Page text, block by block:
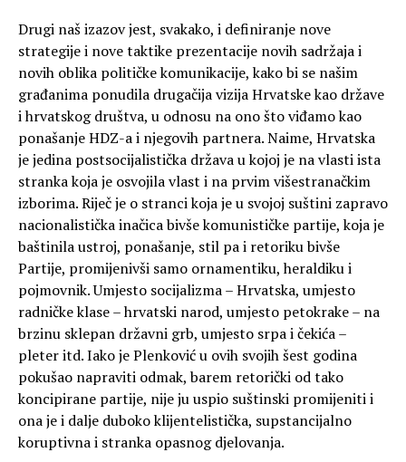
Drugi naš izazov jest, svakako, i definiranje nove
strategije i nove taktike prezentacije novih sadržaja i
novih oblika političke komunikacije, kako bi se našim
građanima ponudila drugačija vizija Hrvatske kao države
i hrvatskog društva, u odnosu na ono što viđamo kao
ponašanje HDZ-a i njegovih partnera. Naime, Hrvatska
je jedina postsocijalistička država u kojoj je na vlasti ista
stranka koja je osvojila vlast i na prvim višestranačkim
izborima. Riječ je o stranci koja je u svojoj suštini zapravo
nacionalistička inačica bivše komunističke partije, koja je
baštinila ustroj, ponašanje, stil pa i retoriku bivše
Partije, promijenivši samo ornamentiku, heraldiku i
pojmovnik. Umjesto socijalizma – Hrvatska, umjesto
radničke klase – hrvatski narod, umjesto petokrake – na
brzinu sklepan državni grb, umjesto srpa i čekića –
pleter itd. Iako je Plenković u ovih svojih šest godina
pokušao napraviti odmak, barem retorički od tako
koncipirane partije, nije ju uspio suštinski promijeniti i
ona je i dalje duboko klijentelistička, supstancijalno
koruptivna i stranka opasnog djelovanja.